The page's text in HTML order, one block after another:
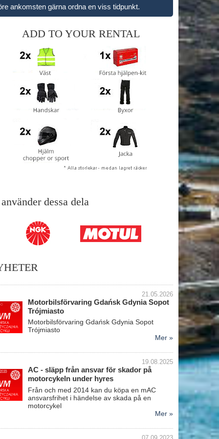
ankomsten gärna ordna en viss tidpunkt.
ADD TO YOUR RENTAL
dessa dela
21.05.2026
Motorbilsförvaring Gdańsk Gdynia Sopot
Trójmiasto
Motorbilsförvaring Gdańsk Gdynia Sopot
Trójmiasto
Mer »
19.08.2025
AC - släpp från ansvar för skador på
motorcykeln under hyres
Från och med 2014 kan du köpa en mAC
ansvarsfrihet i händelse av skada på en
motorcykel
Mer »